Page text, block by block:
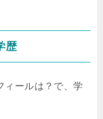
歴
ィールは？で、学